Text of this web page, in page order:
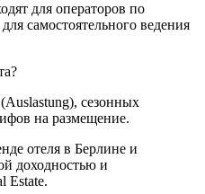
для операторов по
самостоятельного ведения
сезонных
на размещение.
отеля в Берлине и
доходностью и
Estate.